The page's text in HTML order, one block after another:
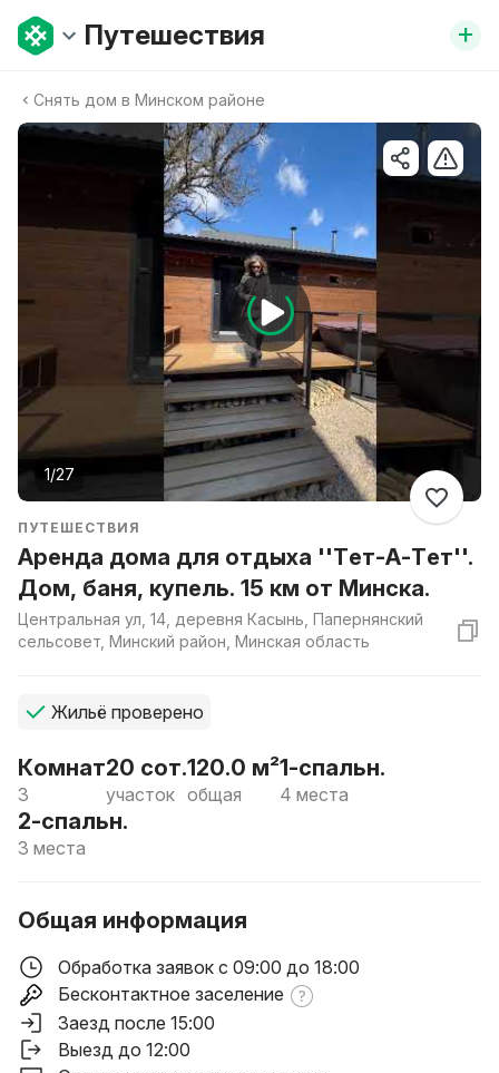
Путешествия +
Снять дом в Минском районе
1/27
ПУТЕШЕСТВИЯ
Аренда дома для отдыха ''Тет-А-Тет''.
Дом, баня, купель. 15 км от Минска.
Центральная ул, 14, деревня Касынь, Папернянский
сельсовет, Минский район, Минская область
Жильё проверено
Комнат
3
20 сот.
участок
120.0 м²
общая
1-спальн.
4 места
2-спальн.
3 места
Общая информация
Обработка заявок с 09:00 до 18:00
Бесконтактное заселение
Заезд после 15:00
Выезд до 12:00